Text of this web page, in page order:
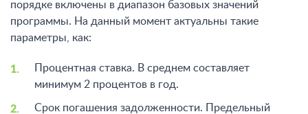
порядке включены в диапазон базовых значений
программы. На данный момент актуальны такие
параметры, как:
Процентная ставка. В среднем составляет
минимум 2 процентов в год.
Срок погашения задолженности. Предельный